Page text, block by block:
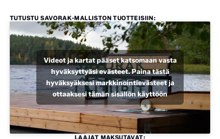
TUTUSTU SAVORAK-MALLISTON TUOTTEISIIN:
Videot ja kartat pääset katsomaan vasta
hyväksyttyäsi evästeet. Paina tästä
hyväksyäksesi markkinointievästeet ja
ottaaksesi tämän sisällön käyttöön
LAAJAT MAKSUTAVAT: